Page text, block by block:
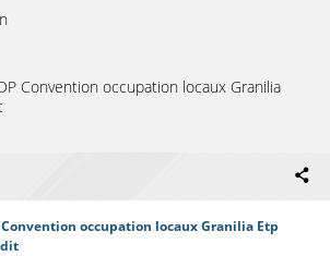
Convention occupation locaux Granilia
Convention occupation locaux Granilia Etp